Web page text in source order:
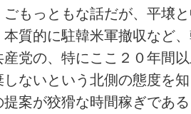
ごもっともな話だが、平壌
質的に駐韓米軍撤収など
産党の、特にここ２０年間
ないという北側の態度を
案が狡猾な時間稼ぎであ